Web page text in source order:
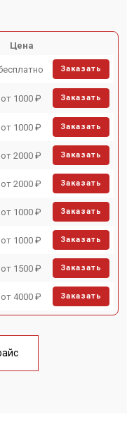
Цена
Заказать
от 1000 ₽ Заказать
от 1000 ₽ Заказать
от 2000 ₽ Заказать
от 2000 ₽ Заказать
от 1000 ₽ Заказать
от 1000 ₽ Заказать
от 1500 ₽ Заказать
от 4000 ₽ Заказать